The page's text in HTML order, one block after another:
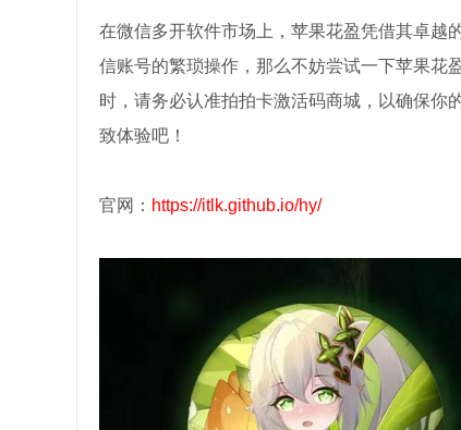
在微信多开软件市场上，苹果花盈凭借其卓越
信账号的繁琐操作，那么不妨尝试一下苹果花
时，请务必认准拍拍卡激活码商城，以确保你
致体验吧！
官网： https://itlk.github.io/hy/